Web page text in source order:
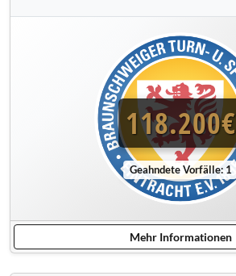
118.200€
Geahndete Vorfälle: 1
Mehr Informationen